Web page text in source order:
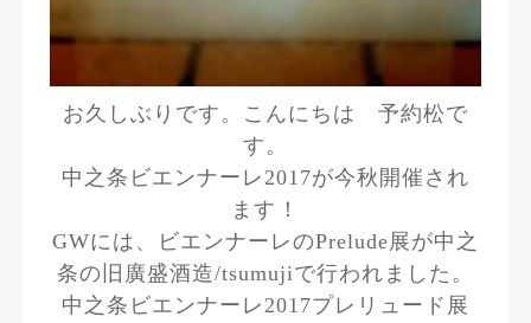
お久しぶりです。こんにちは 予約松で
す。
中之条ビエンナーレ2017が今秋開催され
ます！
GWには、ビエンナーレのPrelude展が中之
条の旧廣盛酒造/tsumujiで行われました。
中之条ビエンナーレ2017プレリュード展